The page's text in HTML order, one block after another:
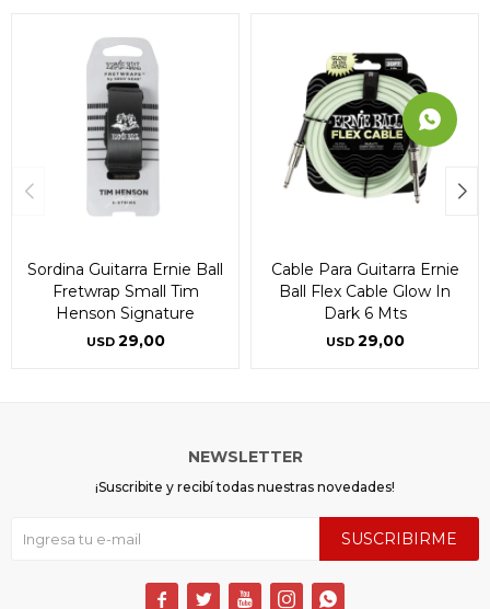
Sordina Guitarra Ernie Ball
Fretwrap Small Tim
Henson Signature
USD 29,00
Cable Para Guitarra Ernie
Ball Flex Cable Glow In
Dark 6 Mts
USD 29,00
NEWSLETTER
¡Suscribite y recibí todas nuestras novedades!
SUSCRIBIRME
    